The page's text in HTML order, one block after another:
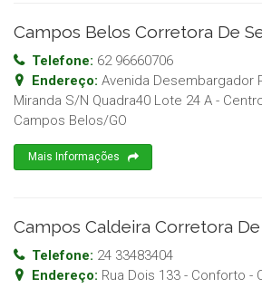
Campos Belos Corretora De
Telefone: 62 96660706
Endereço: Avenida Desembargador
Miranda S/N Quadra40 Lote 24 A -
Campos Belos/GO
Mais Informações
Campos Caldeira Corretora
Telefone: 24 33483404
Endereço: Rua Dois 133 - Conforto -